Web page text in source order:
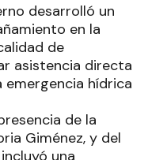
desarrolló un
en la
de
asistencia directa
emergencia hídrica
de la
Giménez, y del
una